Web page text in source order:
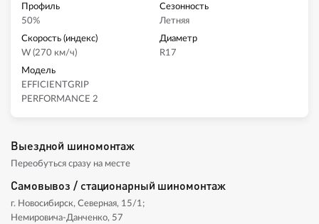
Профиль
50%
Сезонность
Летняя
Скорость (индекс)
W (270 км/ч)
Диаметр
R17
Модель
EFFICIENTGRIP
PERFORMANCE 2
Выездной шиномонтаж
Переобуться сразу на месте
Самовывоз / стационарный шиномонтаж
г. Новосибирск, Северная, 15/1;
Немировича-Данченко, 57